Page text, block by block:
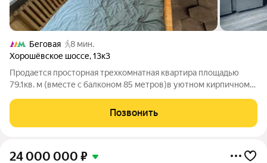
Беговая
8 мин.
Хорошёвское шоссе,13к3
Продается просторная трехкомнатная квартира площадью
79.1кв. м (вместе с балконом 85 метров)в уютном кирпичном
этаже 6-этажного дома. Высокие потолки 3.2 метра с красивой
лепниной в отличном
Позвонить
24 000 000 ₽